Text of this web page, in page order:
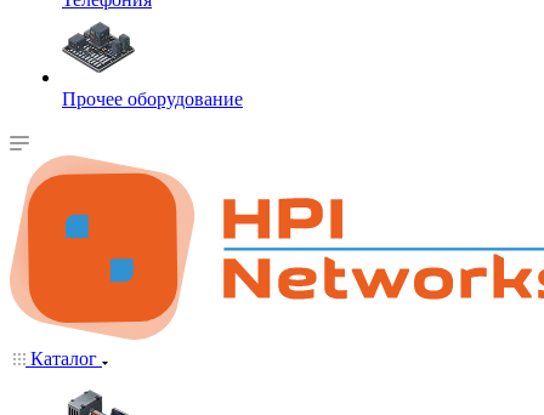
Прочее оборудование
Каталог